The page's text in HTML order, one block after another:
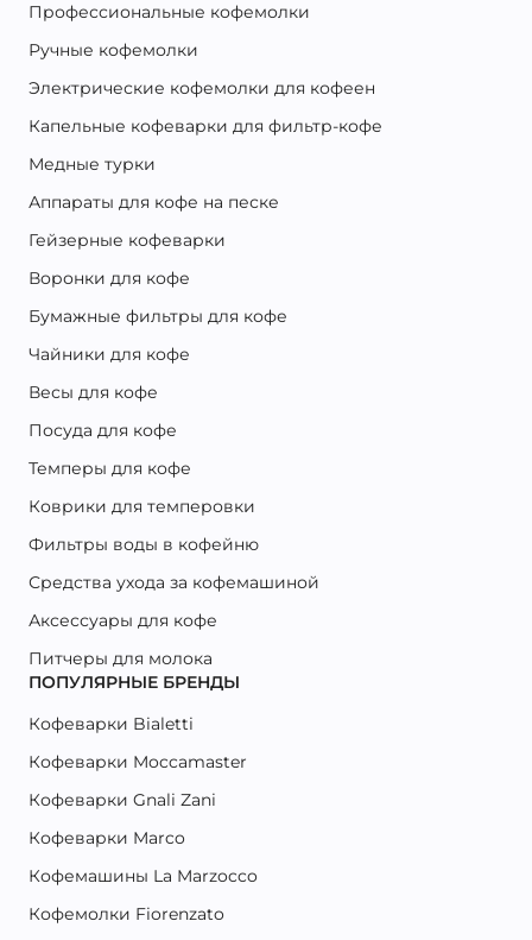
Профессиональные кофемолки
Ручные кофемолки
Электрические кофемолки для кофеен
Капельные кофеварки для фильтр-кофе
Медные турки
Аппараты для кофе на песке
Гейзерные кофеварки
Воронки для кофе
Бумажные фильтры для кофе
Чайники для кофе
Весы для кофе
Посуда для кофе
Темперы для кофе
Коврики для темперовки
Фильтры воды в кофейню
Средства ухода за кофемашиной
Аксессуары для кофе
Питчеры для молока
ПОПУЛЯРНЫЕ БРЕНДЫ
Кофеварки Bialetti
Кофеварки Moccamaster
Кофеварки Gnali Zani
Кофеварки Marco
Кофемашины La Marzocco
Кофемолки Fiorenzato